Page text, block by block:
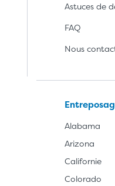
Astuces de
FAQ
Nous
Alabama
Arizona
Californie
Colorado